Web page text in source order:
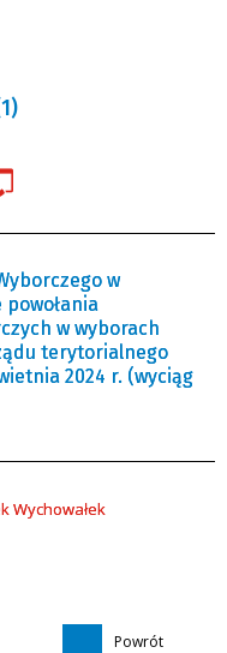
w
w wyborach
terytorialnego
2024 r. (wyciąg
Wychowałek
Powrót